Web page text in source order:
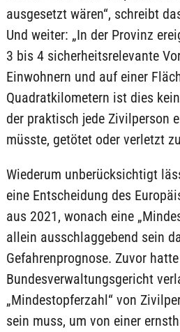
ausgesetzt wären“, schreibt
Und weiter: „In der Provinz
3 bis 4 sicherheitsrelevante
Einwohnern und auf einer
Quadratkilometern ist dies
der praktisch jede Zivilperson
müsste, getötet oder verletzt
Wiederum unberücksichtigt
eine Entscheidung des
aus 2021, wonach eine
allein ausschlaggebend sein
Gefahrenprognose. Zuvor
Bundesverwaltungsgericht
„Mindestopferzahl“ von
sein muss, um von einer